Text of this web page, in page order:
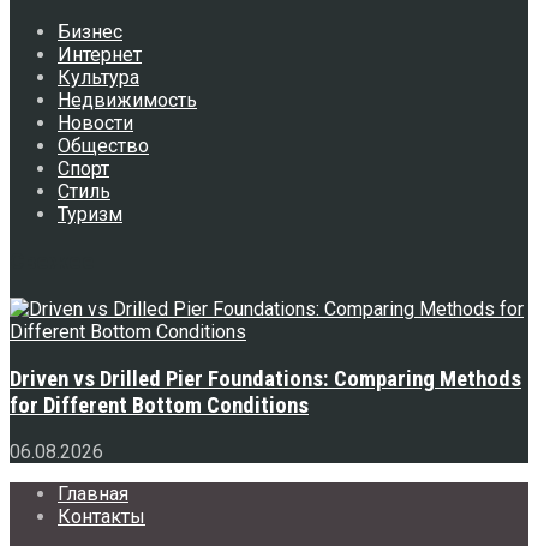
Бизнес
Интернет
Культура
Недвижимость
Новости
Общество
Спорт
Стиль
Туризм
Driven vs Drilled Pier Foundations: Comparing Methods
for Different Bottom Conditions
06.08.2026
Главная
Контакты